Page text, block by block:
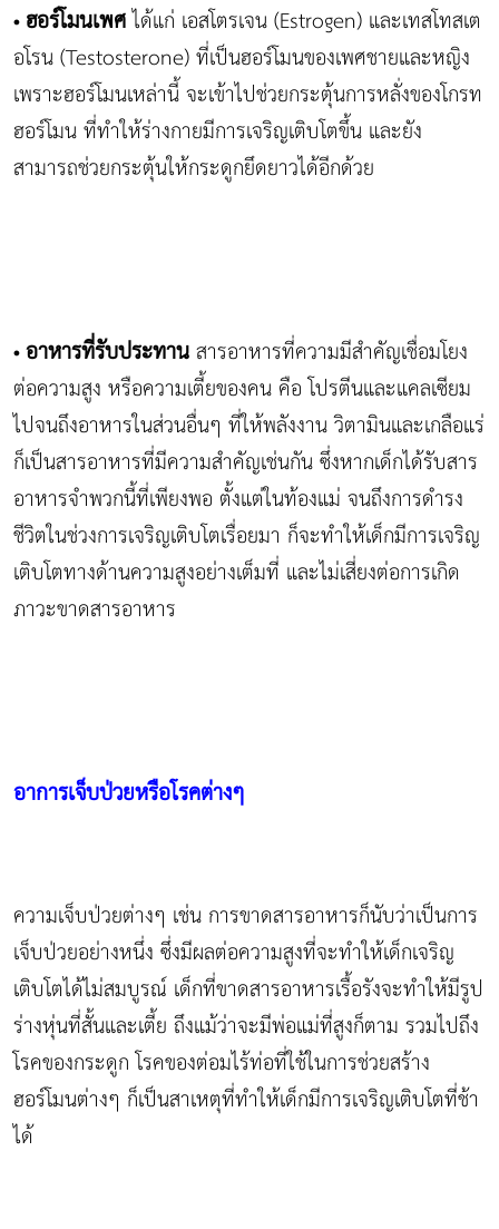
•ฮอร์โมนเพศได้แก่ เอสโตรเจน (Estrogen) และเทสโทสเต
อโรน (Testosterone) ที่เป็นฮอร์โมนของเพศชายและหญิง
เพราะฮอร์โมนเหล่านี้ จะเข้าไปช่วยกระตุ้นการหลั่งของโกรท
ฮอร์โมน ที่ทำให้ร่างกายมีการเจริญเติบโตขึ้น และยัง
สามารถช่วยกระตุ้นให้กระดูกยึดยาวได้อีกด้วย
•อาหารที่รับประทานสารอาหารที่ความมีสำคัญเชื่อมโยง
ต่อความสูง หรือความเตี้ยของคน คือ โปรตีนและแคลเซียม
ไปจนถึงอาหารในส่วนอื่นๆ ที่ให้พลังงาน วิตามินและเกลือแร่
ก็เป็นสารอาหารที่มีความสำคัญเช่นกัน ซึ่งหากเด็กได้รับสาร
อาหารจำพวกนี้ที่เพียงพอ ตั้งแต่ในท้องแม่ จนถึงการดำรง
ชีวิตในช่วงการเจริญเติบโตเรื่อยมา ก็จะทำให้เด็กมีการเจริญ
เติบโตทางด้านความสูงอย่างเต็มที่ และไม่เสี่ยงต่อการเกิด
ภาวะขาดสารอาหาร
อาการเจ็บป่วยหรือโรคต่างๆ
ความเจ็บป่วยต่างๆ เช่น การขาดสารอาหารก็นับว่าเป็นการ
เจ็บป่วยอย่างหนึ่ง ซึ่งมีผลต่อความสูงที่จะทำให้เด็กเจริญ
เติบโตได้ไม่สมบูรณ์ เด็กที่ขาดสารอาหารเรื้อรังจะทำให้มีรูป
ร่างหุ่นที่สั้นและเตี้ย ถึงแม้ว่าจะมีพ่อแม่ที่สูงก็ตาม รวมไปถึง
โรคของกระดูก โรคของต่อมไร้ท่อที่ใช้ในการช่วยสร้าง
ฮอร์โมนต่างๆ ก็เป็นสาเหตุที่ทำให้เด็กมีการเจริญเติบโตที่ช้า
ได้